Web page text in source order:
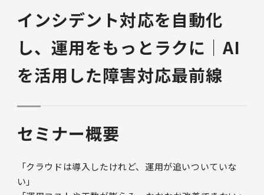
インシデント対応を自動化
し、運用をもっとラクに｜AI
を活用した障害対応最前線
セミナー概要
「クラウドは導入したけれど、運用が追いついていな
い」